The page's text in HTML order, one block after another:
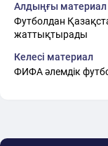
Алдыңғы материал
Футболдан
жаттықтырады
Келесі материал
ФИФА әлемдік